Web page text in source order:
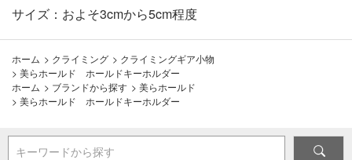
サイズ：およそ3cmから5cm程度
ホーム > クライミング > クライミングギア小物
> 美らホールド ホールドキーホルダー
ホーム > ブランドから探す > 美らホールド
> 美らホールド ホールドキーホルダー
キーワードから探す